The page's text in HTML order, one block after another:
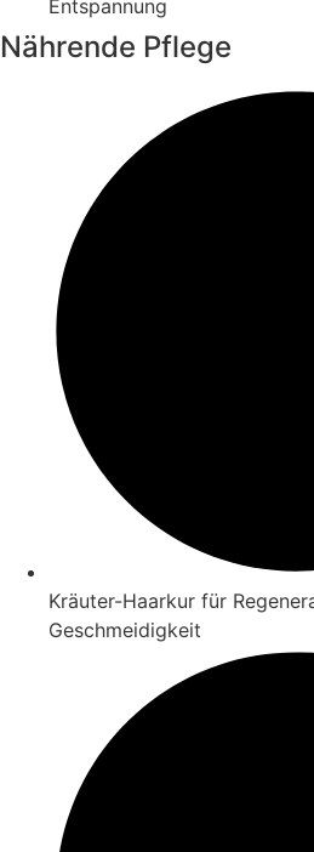
Entspannung
Nährende Pflege
Kräuter-Haarkur für
Geschmeidigkeit